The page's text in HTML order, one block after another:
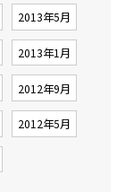
2013年5月
2013年1月
2012年9月
2012年5月